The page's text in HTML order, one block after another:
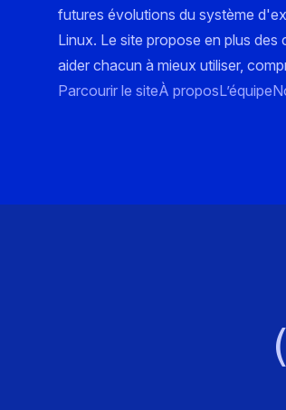
futures évolutions du système
Linux. Le site propose en plus
aider chacun à mieux utiliser,
Parcourir le siteÀ proposL’équipe